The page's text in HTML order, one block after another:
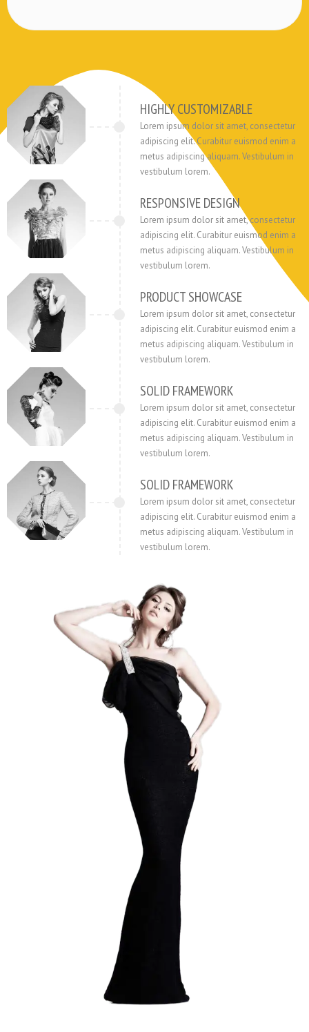
HIGHLY CUSTOMIZABLE
Lorem ipsum dolor sit amet, consectetur
adipiscing elit. Curabitur euismod enim a
metus adipiscing aliquam. Vestibulum in
vestibulum lorem.
RESPONSIVE DESIGN
Lorem ipsum dolor sit amet, consectetur
adipiscing elit. Curabitur euismod enim a
metus adipiscing aliquam. Vestibulum in
vestibulum lorem.
PRODUCT SHOWCASE
Lorem ipsum dolor sit amet, consectetur
adipiscing elit. Curabitur euismod enim a
metus adipiscing aliquam. Vestibulum in
vestibulum lorem.
SOLID FRAMEWORK
Lorem ipsum dolor sit amet, consectetur
adipiscing elit. Curabitur euismod enim a
metus adipiscing aliquam. Vestibulum in
vestibulum lorem.
SOLID FRAMEWORK
Lorem ipsum dolor sit amet, consectetur
adipiscing elit. Curabitur euismod enim a
metus adipiscing aliquam. Vestibulum in
vestibulum lorem.